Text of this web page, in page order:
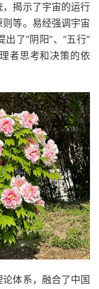
揭示了宇宙的运行
等。易经强调宇宙
了“阴阳”、“五行”
者思考和决策的依
体系，融合了中国